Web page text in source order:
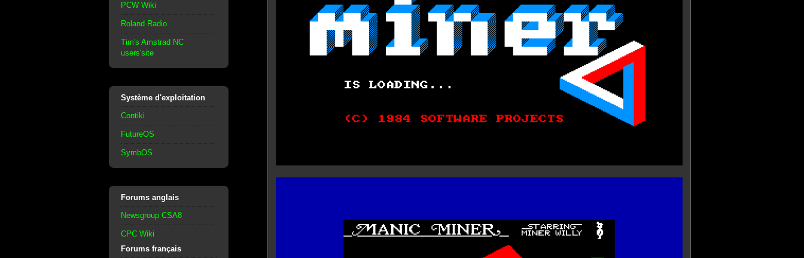
PCW Wiki
Roland Radio
Tim's Amstrad NC
users'site
Système d'exploitation
Contiki
FutureOS
SymbOS
Forums anglais
Newsgroup CSA8
CPC Wiki
Forums français